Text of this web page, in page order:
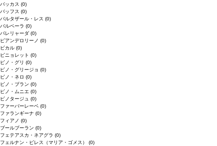
バッカス (0)
バッフス (0)
バルタザール・レス (0)
バルベーラ (0)
パレリャーダ (0)
ピアンデロリーノ (0)
ビカル (0)
ピニョレット (0)
ピノ・グリ (0)
ピノ・グリージョ (0)
ピノ・ネロ (0)
ピノ・ブラン (0)
ピノ・ムニエ (0)
ピノタージュ (0)
ファーバーレーベ (0)
ファランギーナ (0)
フィアノ (0)
ブールブーラン (0)
フェテアスカ・ネアグラ (0)
フェルナン・ピレス（マリア・ゴメス） (0)